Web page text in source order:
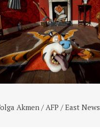
Akmen / AFP / East News